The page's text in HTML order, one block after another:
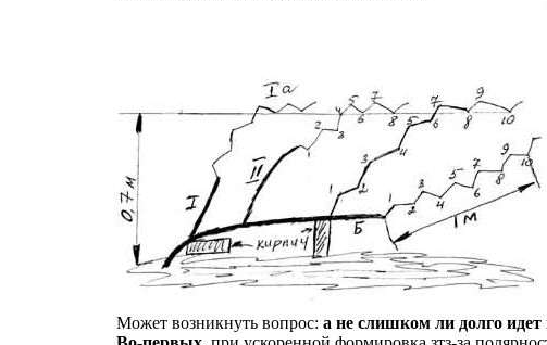
Может возникнуть вопрос: а не слишком ли долго